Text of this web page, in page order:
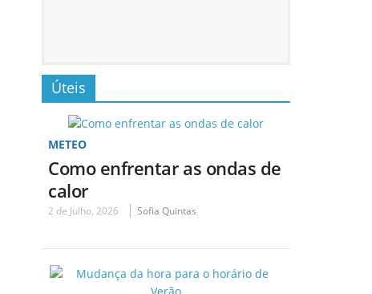
Úteis
METEO
Como enfrentar as ondas de
calor
2 de Julho, 2026 Sofia Quintas